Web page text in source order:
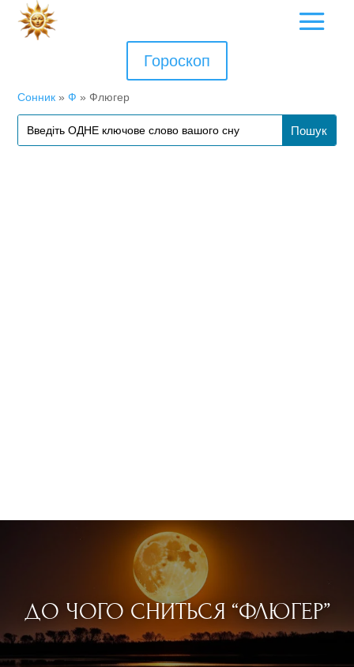
Гороскоп
Сонник »Ф »Флюгер
ДО ЧОГО СНИТЬСЯ “ФЛЮГЕР”